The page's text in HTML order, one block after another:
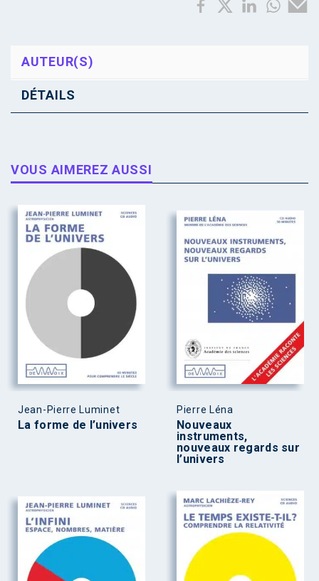
AUTEUR(S)
DÉTAILS
VOUS AIMEREZ AUSSI
Jean-Pierre Luminet
La forme de l’univers
Pierre Léna
Nouveaux
instruments,
nouveaux regards sur
l’univers